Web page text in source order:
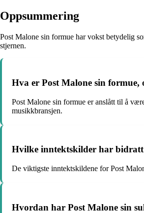
Oppsummering
Post Malone sin formue har vokst betydelig
stjernen.
Hva er Post Malone sin
Post Malone sin formue er anslått til å
musikkbransjen.
Hvilke inntektskilder har bidratt
De viktigste inntektskildene for Post
Hvordan har Post Malone sin